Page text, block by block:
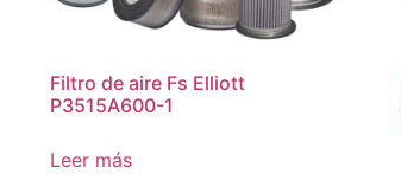
Filtro de aire Fs Elliott
P3515A600-1
Leer más